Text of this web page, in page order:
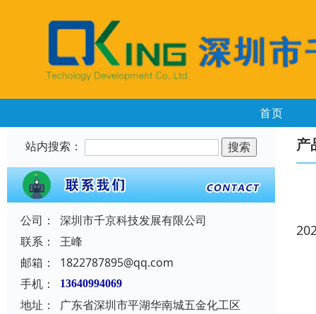
首页
站内搜索：
公司：
深圳市千京科技发展有限公司
联系：
王峰
邮箱：
1822787895@qq.com
手机：
13640994069
地址：
广东省深圳市平湖华南城五金化工区
产